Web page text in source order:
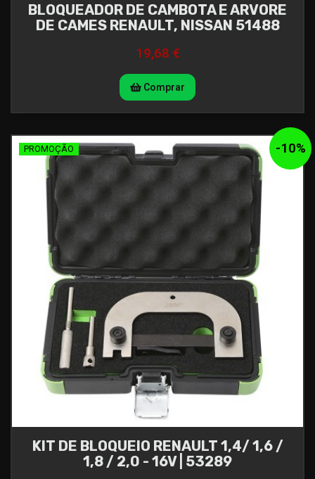
BLOQUEADOR DE CAMBOTA E ARVORE
DE CAMES RENAULT, NISSAN 51488
19,68 €
Comprar
-10%
PROMOÇÃO
KIT DE BLOQUEIO RENAULT 1,4/ 1,6 /
1,8 / 2,0 - 16V | 53289